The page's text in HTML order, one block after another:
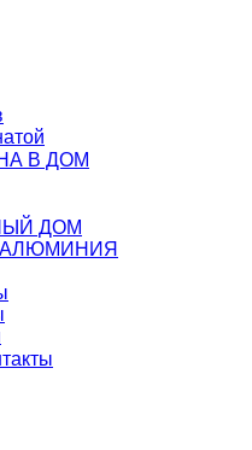
В ДОМ
ДОМ
АЛЮМИНИЯ